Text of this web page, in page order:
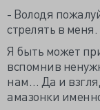
- Володя
стрелять в меня.
Я быть может
вспомнив
нам… Да и
амазонки